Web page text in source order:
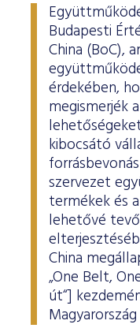
Budapesti
China (BoC),
érdekében,
megismerjék
kibocsátó
szervezet
termékek és
lehetővé
China
„One Belt,
út“]